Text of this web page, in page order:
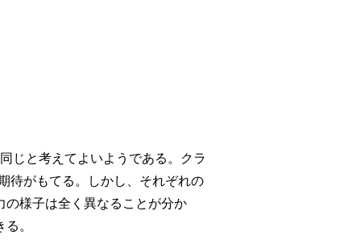
と考えてよいようである。クラ
待がもてる。しかし、それぞれの
様子は全く異なることが分か
。